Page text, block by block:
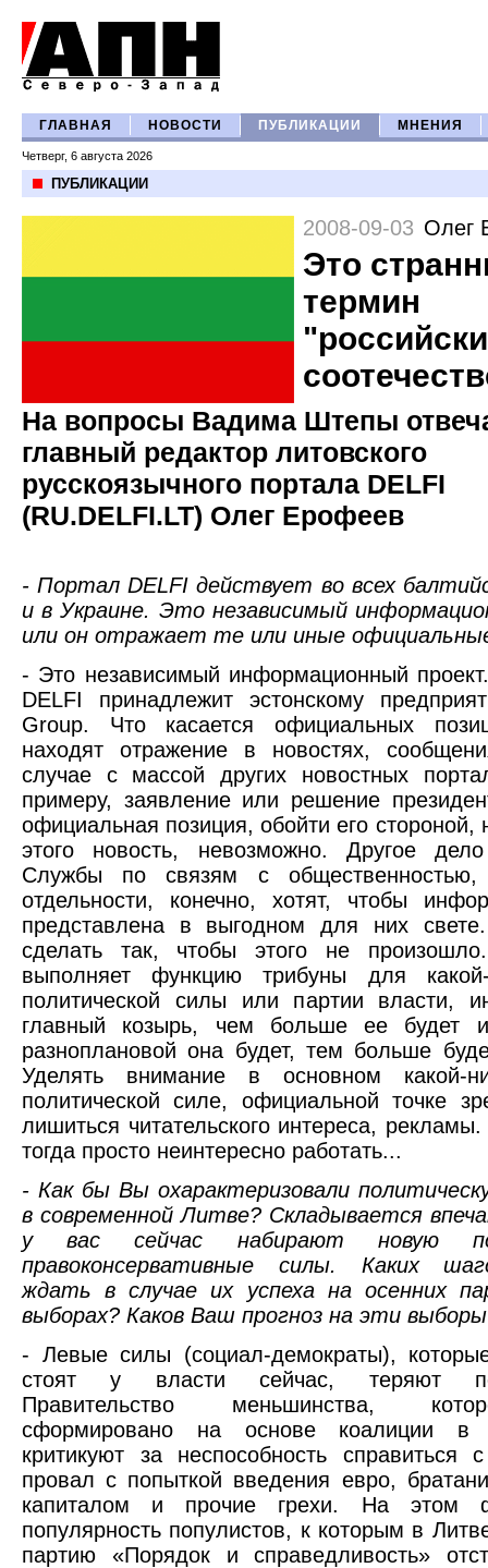
ГЛАВНАЯ НОВОСТИ ПУБЛИКАЦИИ МНЕНИЯ
Четверг, 6 августа 2026
ПУБЛИКАЦИИ
2008-09-03 Олег
Это
термин
На вопросы Вадима Штепы
главный редактор литовского
русскоязычного портала DELFI
(RU.DELFI.LT) Олег Ерофеев
- Портал DELFI действует во всех
и в Украине. Это независимый
или он отражает те или иные
- Это независимый информационный
DELFI принадлежит эстонскому
Group. Что касается официальных
находят отражение в новостях,
случае с массой других новостных
примеру, заявление или решение
официальная позиция, обойти его стороной,
этого новость, невозможно. Другое
Службы по связям с общественностью,
отдельности, конечно, хотят, чтобы
представлена в выгодном для них
сделать так, чтобы этого не
выполняет функцию трибуны для
политической силы или партии власти,
главный козырь, чем больше ее будет
разноплановой она будет, тем больше
Уделять внимание в основном какой-
политической силе, официальной точке
лишиться читательского интереса,
тогда просто неинтересно работать...
- Как бы Вы охарактеризовали
в современной Литве? Складывается
у вас сейчас набирают новую
правоконсервативные силы. Каких
ждать в случае их успеха на осенних
выборах? Каков Ваш прогноз на эти
- Левые силы (социал-демократы),
стоят у власти сейчас, теряют
Правительство меньшинства,
сформировано на основе коалиции в
критикуют за неспособность справиться
провал с попыткой введения евро,
капиталом и прочие грехи. На этом
популярность популистов, к которым в
партию «Порядок и справедливость»